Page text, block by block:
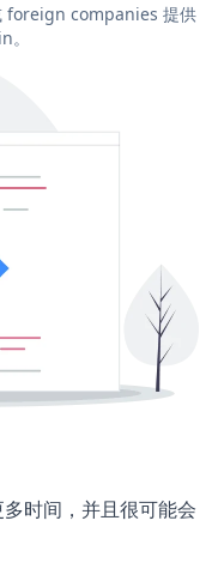
foreign companies 提供
时间，并且很可能会